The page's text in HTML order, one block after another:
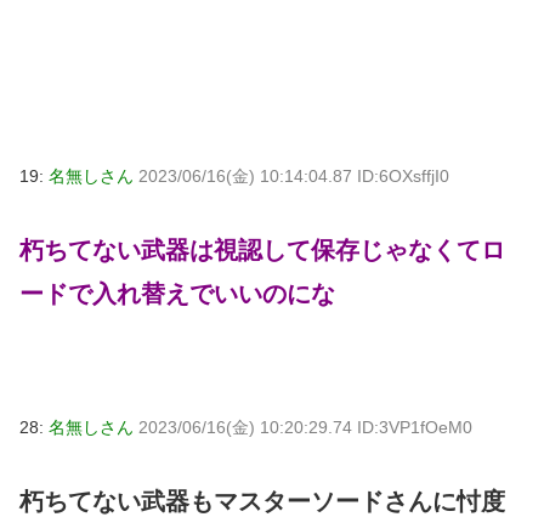
19: 名無しさん 2023/06/16(金) 10:14:04.87 ID:6OXsffjI0
朽ちてない武器は視認して保存じゃなくてロ
ードで入れ替えでいいのにな
28: 名無しさん 2023/06/16(金) 10:20:29.74 ID:3VP1fOeM0
朽ちてない武器もマスターソードさんに忖度